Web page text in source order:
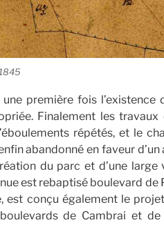
première fois
Finalement les
répétés, et le
abandonné en faveur
du parc et d’une large
est rebaptisé boulevard de
est conçu également le
de Cambrai et